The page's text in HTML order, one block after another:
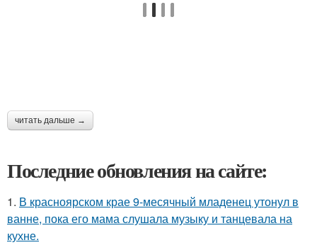
читать дальше →
Последние обновления на сайте:
1. В красноярском крае 9-месячный младенец утонул в
ванне, пока его мама слушала музыку и танцевала на
кухне.